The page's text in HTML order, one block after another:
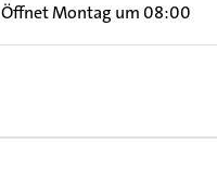
Öffnet Montag um 08:00